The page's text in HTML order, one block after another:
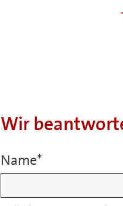
Wir
Name*